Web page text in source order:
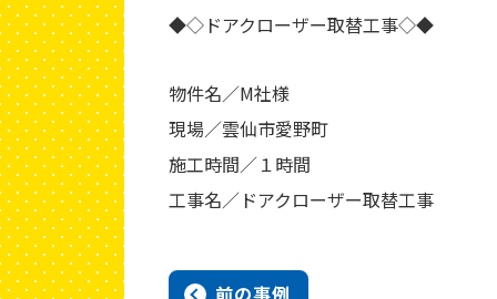
◆◇ドアクローザー取替工事◇◆
物件名／M社様
現場／雲仙市愛野町
施工時間／１時間
工事名／ドアクローザー取替工事